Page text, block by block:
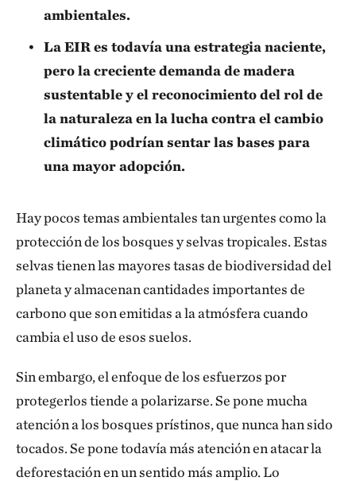
ambientales.
La EIR es todavía una estrategia naciente,
pero la creciente demanda de madera
sustentable y el reconocimiento del rol de
la naturaleza en la lucha contra el cambio
climático podrían sentar las bases para
una mayor adopción.
Hay pocos temas ambientales tan urgentes como la
protección de los bosques y selvas tropicales. Estas
selvas tienen las mayores tasas de biodiversidad del
planeta y almacenan cantidades importantes de
carbono que son emitidas a la atmósfera cuando
cambia el uso de esos suelos.
Sin embargo, el enfoque de los esfuerzos por
protegerlos tiende a polarizarse. Se pone mucha
atención a los bosques prístinos, que nunca han sido
tocados. Se pone todavía más atención en atacar la
deforestación en un sentido más amplio. Lo